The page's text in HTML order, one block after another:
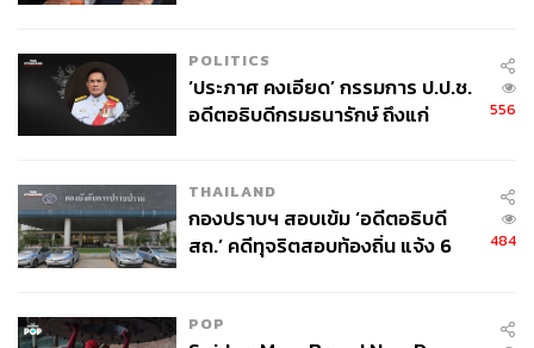
POLITICS
‘ประภาศ คงเอียด’ กรรมการ ป.ป.ช.
อดีตอธิบดีกรมธนารักษ์ ถึงแก่
556
THAILAND
กองปราบฯ สอบเข้ม ‘อดีตอธิบดี
สถ.’ คดีทุจริตสอบท้องถิ่น แจ้ง 6
484
POP